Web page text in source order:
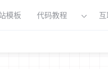
模板 代码教程